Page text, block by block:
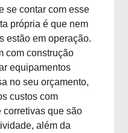
se contar com esse
própria é que nem
estão em operação.
com construção
equipamentos
no seu orçamento,
custos com
corretivas que são
além da